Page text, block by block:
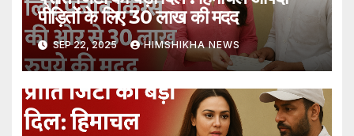
पीड़ितों के लिए 30 लाख की मदद
SEP 22, 2025 HIMSHIKHA NEWS